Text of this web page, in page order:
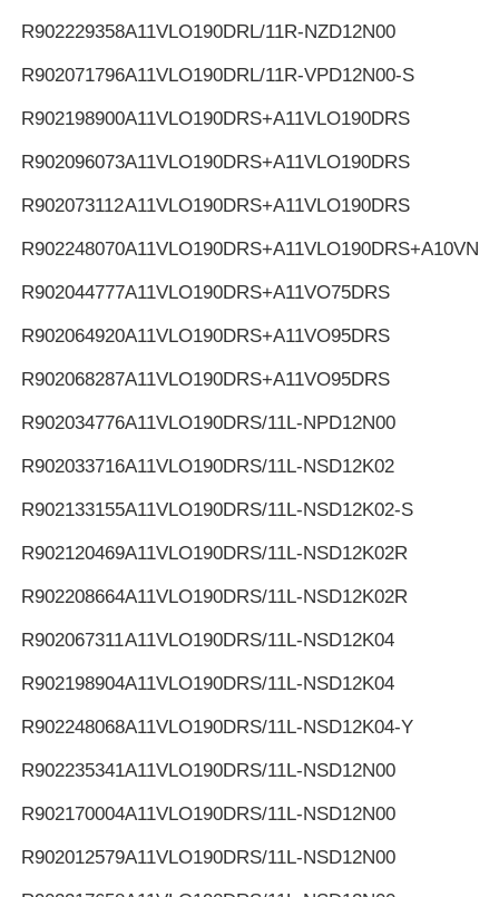
R902229358A11VLO190DRL/11R-NZD12N00
R902071796A11VLO190DRL/11R-VPD12N00-S
R902198900A11VLO190DRS+A11VLO190DRS
R902096073A11VLO190DRS+A11VLO190DRS
R902073112A11VLO190DRS+A11VLO190DRS
R902248070
R902044777A11VLO190DRS+A11VO75DRS
R902064920A11VLO190DRS+A11VO95DRS
R902068287A11VLO190DRS+A11VO95DRS
R902034776A11VLO190DRS/11L-NPD12N00
R902033716A11VLO190DRS/11L-NSD12K02
R902133155A11VLO190DRS/11L-NSD12K02-S
R902120469A11VLO190DRS/11L-NSD12K02R
R902208664A11VLO190DRS/11L-NSD12K02R
R902067311A11VLO190DRS/11L-NSD12K04
R902198904A11VLO190DRS/11L-NSD12K04
R902248068A11VLO190DRS/11L-NSD12K04-Y
R902235341A11VLO190DRS/11L-NSD12N00
R902170004A11VLO190DRS/11L-NSD12N00
R902012579A11VLO190DRS/11L-NSD12N00